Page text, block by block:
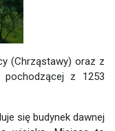
(Chrząstawy) oraz z
pochodzącej z 1253
się budynek dawnej